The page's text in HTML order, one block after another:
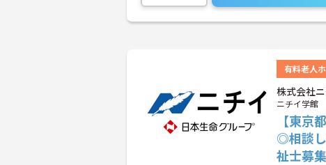
有料老人
株式会社
ニチイ学館
【東京
◎相談
祉士募集